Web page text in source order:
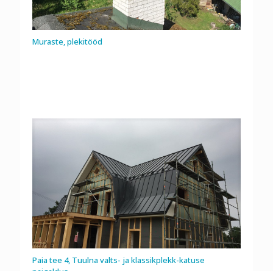
Muraste, plekitööd
Paia tee 4, Tuulna valts- ja klassikplekk-katuse